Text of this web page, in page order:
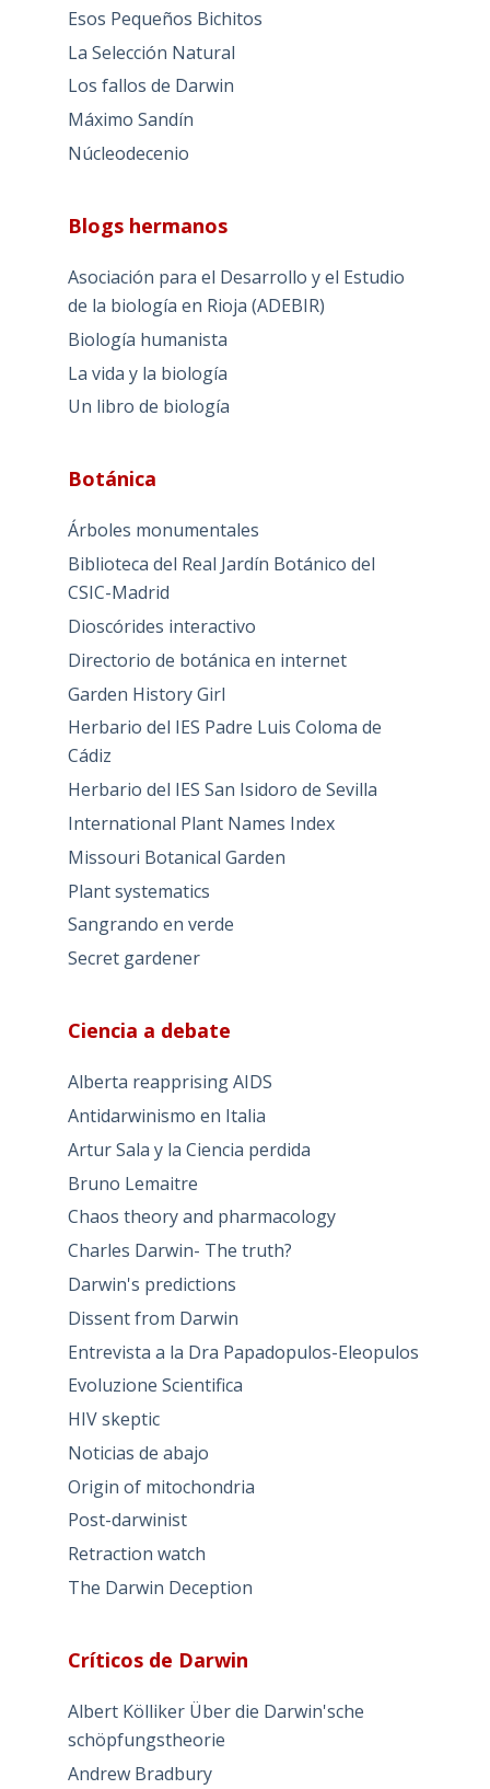
Esos Pequeños Bichitos
La Selección Natural
Los fallos de Darwin
Máximo Sandín
Núcleodecenio
Blogs hermanos
Asociación para el Desarrollo y el Estudio
de la biología en Rioja (ADEBIR)
Biología humanista
La vida y la biología
Un libro de biología
Botánica
Árboles monumentales
Biblioteca del Real Jardín Botánico del
CSIC-Madrid
Dioscórides interactivo
Directorio de botánica en internet
Garden History Girl
Herbario del IES Padre Luis Coloma de
Cádiz
Herbario del IES San Isidoro de Sevilla
International Plant Names Index
Missouri Botanical Garden
Plant systematics
Sangrando en verde
Secret gardener
Ciencia a debate
Alberta reapprising AIDS
Antidarwinismo en Italia
Artur Sala y la Ciencia perdida
Bruno Lemaitre
Chaos theory and pharmacology
Charles Darwin- The truth?
Darwin's predictions
Dissent from Darwin
Entrevista a la Dra Papadopulos-Eleopulos
Evoluzione Scientifica
HIV skeptic
Noticias de abajo
Origin of mitochondria
Post-darwinist
Retraction watch
The Darwin Deception
Críticos de Darwin
Albert Kölliker Über die Darwin'sche
schöpfungstheorie
Andrew Bradbury